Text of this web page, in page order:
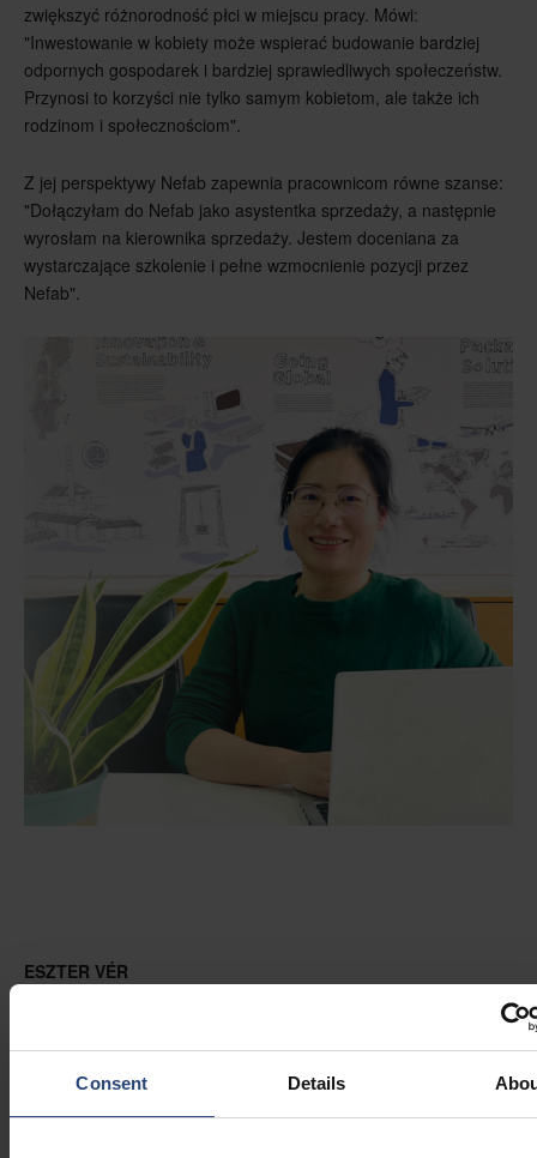
Consent Details
zwiększyć różnorodność płci w miejscu pracy. Mówi:
"Inwestowanie w kobiety może wspierać budowanie bardziej
odpornych gospodarek i bardziej sprawiedliwych społeczeństw.
Przynosi to korzyści nie tylko samym kobietom, ale także ich
rodzinom i społecznościom".
Z jej perspektywy Nefab zapewnia pracownicom równe szanse:
"Dołączyłam do Nefab jako asystentka sprzedaży, a następnie
wyrosłam na kierownika sprzedaży. Jestem doceniana za
wystarczające szkolenie i pełne wzmocnienie pozycji przez
Nefab".
ESZTER VÉR
Dla Eszter inwestowanie w kobiety powinno oznaczać to samo,
co inwestowanie w mężczyzn. "Byłoby miło doświadczyć